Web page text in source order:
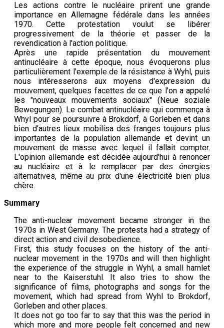
Les actions contre le nucléaire prirent une grande
importance en Allemagne fédérale dans les années
1970. Cette protestation voulut se libérer
progressivement de la théorie et passer de la
revendication à l'action politique.
Après une rapide présentation du mouvement
antinucléaire à cette époque, nous évoquerons plus
particulièrement l'exemple de la résistance à Wyhl, puis
nous intéresserons aux moyens d'expression du
mouvement, quelques facettes de ce que l'on a appelé
les "nouveaux mouvements sociaux" (Neue soziale
Bewegungen). Le combat antinucléaire qui commença à
Whyl pour se poursuivre à Brokdorf, à Gorleben et dans
bien d'autres lieux mobilisa des franges toujours plus
importantes de la population allemande et devint un
mouvement de masse avec lequel il fallait compter.
L'opinion allemande est décidée aujourd'hui à renoncer
au nucléaire et à le remplacer par des énergies
alternatives, même au prix d'une électricité bien plus
chère.
Summary
The anti-nuclear movement became stronger in the
1970s in West Germany. The protests had a strategy of
direct action and civil desobedience.
First, this study focuses on the history of the anti-
nuclear movement in the 1970s and will then highlight
the experience of the struggle in Wyhl, a small hamlet
near to the Kaiserstuhl. It also tries to show the
significance of films, photographs and songs for the
movement, which had spread from Wyhl to Brokdorf,
Gorleben and other places.
It does not go too far to say that this was the period in
which more and more people felt concerned and new